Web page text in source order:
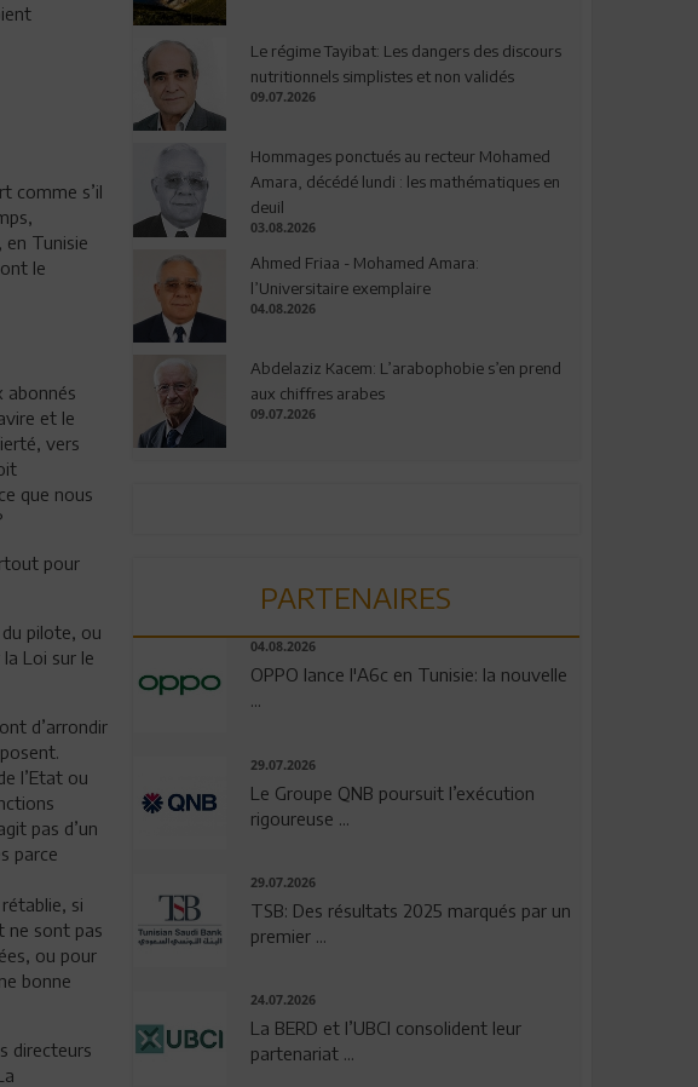
comme s’il
en Tunisie
le
abonnés
et le
vers
que nous
pour
pilote, ou
Loi sur le
d’arrondir
l’Etat ou
pas d’un
parce
si
ne sont pas
ou pour
bonne
directeurs
Le régime Tayibat: Les dangers des discours
nutritionnels simplistes et non validés
09.07.2026
Hommages ponctués au recteur Mohamed
Amara, décédé lundi : les mathématiques en
deuil
03.08.2026
Ahmed Friaa - Mohamed Amara:
l’Universitaire exemplaire
04.08.2026
Abdelaziz Kacem: L’arabophobie s’en prend
aux chiffres arabes
09.07.2026
PARTENAIRES
04.08.2026
OPPO lance l'A6c en Tunisie: la nouvelle
...
29.07.2026
Le Groupe QNB poursuit l’exécution
rigoureuse ...
29.07.2026
TSB: Des résultats 2025 marqués par un
premier ...
24.07.2026
La BERD et l’UBCI consolident leur
partenariat ...